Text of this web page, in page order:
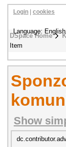
DSpace Home
Item
Login cookies
Language: English
Show